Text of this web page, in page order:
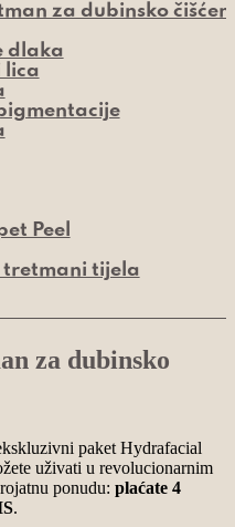
za dubinsko
dlaka
lica
Peel
tretmani tijela
za dubinsko
paket Hydrafacial
uživati u revolucionarnim
ponudu: plaćate 4
.